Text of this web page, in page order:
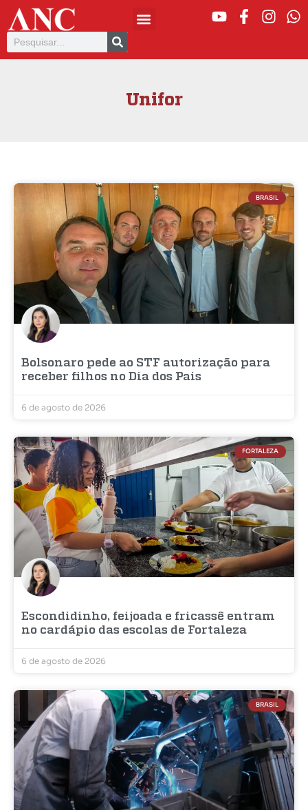
Unifor
BRASIL
Bolsonaro pede ao STF autorização para
receber filhos no Dia dos Pais
6 de agosto de 2026
FORTALEZA
Escondidinho, feijoada e fricassê entram
no cardápio das escolas de Fortaleza
6 de agosto de 2026
BRASIL